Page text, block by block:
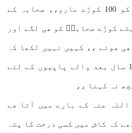
عورت اور زانی مرد کو 100 کوڑے مارو،، صحابہ کے
کوڑے صحابہؓ کو ھی لگے اور
ھوئے ،، کہیں نہیں لکھا کہ
یہ سارے قوانین 1400 سال بعد والے پاپیوں کے لئے
نہ کہنا ،،
اللہ عنہ کے بارے میں آتا ھے
کہ کاش میں کسی درخت کا پتہ